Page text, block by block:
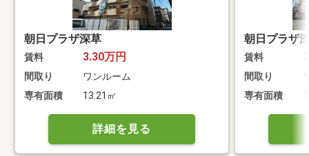
朝日プラザ深草
賃料 3.30万円
間取り
ワンルーム
専有面積
13.21㎡
詳細を見る
朝日プラザ
賃料
間取り
専有面積